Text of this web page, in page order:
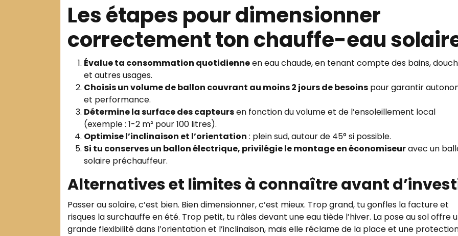
Les étapes pour dimensionner
correctement ton chauffe-eau
Évalue ta consommation quotidienneen eau chaude, en tenant compte des bains,
et autres usages.
Choisis un volume de ballon couvrant au moins 2 jours de besoins pour garantir
et performance.
Détermine la surface des capteursen fonction du volume et de l’ensoleillement local
(exemple : 1-2 m² pour 100 litres).
Optimise l’inclinaison et l’orientation : plein sud, autour de 45° si possible.
Si tu conserves un ballon électrique, privilégie le montage en économiseuravec un
solaire préchauffeur.
Alternatives et limites à connaître avant
Passer au solaire, c’est bien. Bien dimensionner, c’est mieux. Trop grand, tu gonfles la facture et
risques la surchauffe en été. Trop petit, tu râles devant une eau tiède l’hiver. La pose au sol offre
grande flexibilité dans l’orientation et l’inclinaison, mais elle réclame de la place et une